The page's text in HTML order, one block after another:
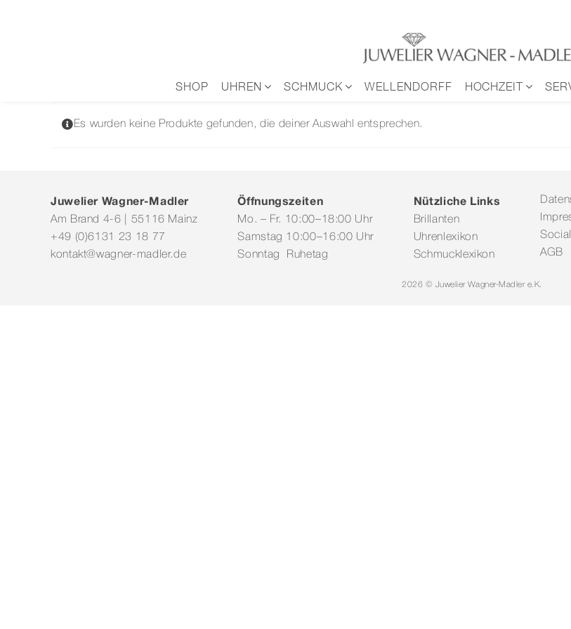
SHOP UHREN SCHMUCK WELLENDORFF HOCHZEIT
Es wurden keine Produkte gefunden, die deiner Auswahl entsprechen.
Juwelier Wagner-Madler
Am Brand 4-6 | 55116 Mainz
+49 (0)6131 23 18 77
kontakt@wagner-madler.de
Öffnungszeiten
Mo. – Fr. 10:00–18:00 Uhr
Samstag 10:00–16:00 Uhr
Sonntag Ruhetag
Nützliche Links
Brillanten
Uhrenlexikon
Schmucklexikon
AGB
2026 © Juwelier Wagner-Madler e.K.